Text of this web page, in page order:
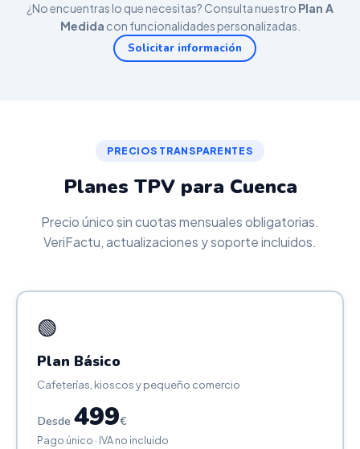
¿No encuentras lo que necesitas? Consulta nuestro Plan A
Medida con funcionalidades personalizadas.
Solicitar información
PRECIOS TRANSPARENTES
Planes TPV para Cuenca
Precio único sin cuotas mensuales obligatorias.
VeriFactu, actualizaciones y soporte incluidos.
🟢
Plan Básico
Cafeterías, kioscos y pequeño comercio
Desde 499€
Pago único · IVA no incluido